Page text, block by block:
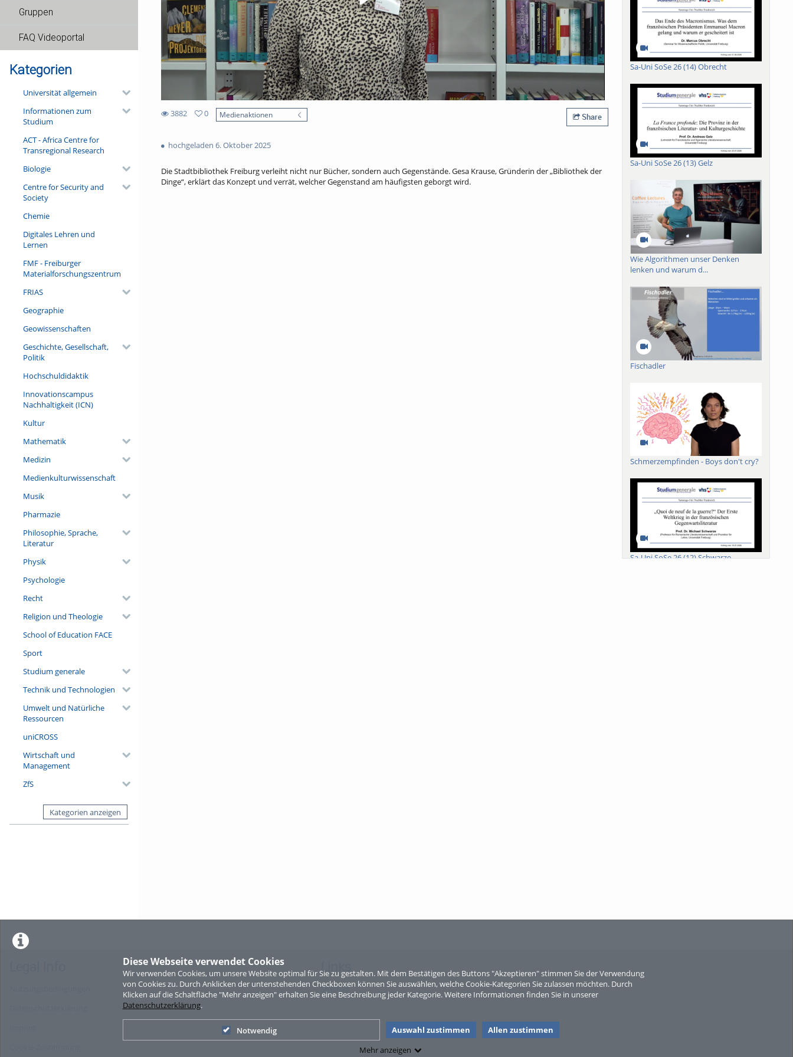
Diese Webseite verwendet Cookies
Wir verwenden Cookies, um unsere Website optimal für Sie zu gestalten. Mit dem Bestätigen des Buttons "Akzeptieren" stimmen Sie der Verwendung
von Cookies zu. Durch Anklicken der untenstehenden Checkboxen können Sie auswählen, welche Cookie-Kategorien Sie zulassen möchten. Durch
Klicken auf die Schaltfläche "Mehr anzeigen" erhalten Sie eine Beschreibung jeder Kategorie. Weitere Informationen finden Sie in unserer
Datenschutzerklärung.
Notwendig Auswahl zustimmen
Allen zustimmen
Mehr anzeigen
Gruppen
FAQ Videoportal
Kategorien
Universität allgemein
Informationen zum
Studium
ACT - Africa Centre for
Transregional Research
Biologie
Centre for Security and
Society
Chemie
Digitales Lehren und
Lernen
FMF - Freiburger
Materialforschungszentrum
FRIAS
Geographie
Geowissenschaften
Geschichte, Gesellschaft,
Politik
Hochschuldidaktik
Innovationscampus
Nachhaltigkeit (ICN)
Kultur
Mathematik
Medizin
Medienkulturwissenschaft
Musik
Pharmazie
Philosophie, Sprache,
Literatur
Physik
Psychologie
Recht
Religion und Theologie
School of Education FACE
Sport
Studium generale
Technik und Technologien
Umwelt und Natürliche
Ressourcen
uniCROSS
Wirtschaft und
Management
ZfS
Kategorien anzeigen
3882
views
0
Medienaktionen Share
hochgeladen 6. Oktober 2025
Die Stadtbibliothek Freiburg verleiht nicht nur Bücher, sondern auch Gegenstände. Gesa Krause, Gründerin der „Bibliothek der
Dinge“, erklärt das Konzept und verrät, welcher Gegenstand am häufigsten geborgt wird.
Sa-Uni SoSe 26 (14) Obrecht
Sa-Uni SoSe 26 (13) Gelz
Wie Algorithmen unser Denken
lenken und warum d...
Fischadler
Schmerzempfinden - Boys don't cry?
Sa-Uni SoSe 26 (12) Schwarze
Sperber
Links
Sitemap